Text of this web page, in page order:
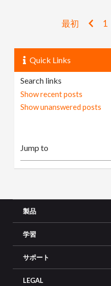
最初 1
Quick Links
Search links
Show recent posts
Show unanswered posts
製品
学習
サポート
LEGAL